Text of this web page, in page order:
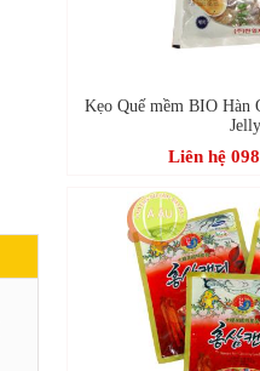
Kẹo Quế mềm BIO Hàn
Jelly
Liên hệ